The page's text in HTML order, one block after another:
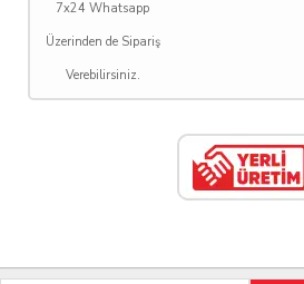
7x24 Whatsapp
Üzerinden de Sipariş
Verebilirsiniz.